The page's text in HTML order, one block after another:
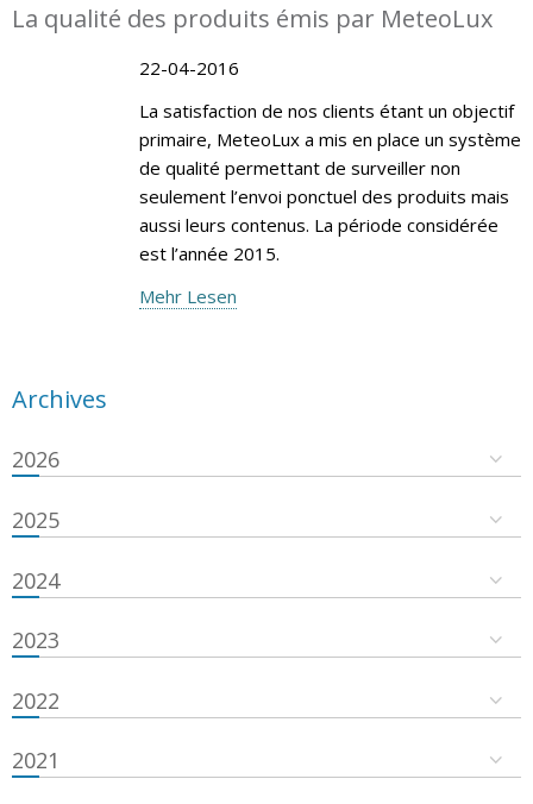
La qualité des produits émis par MeteoLux
22-04-2016
La satisfaction de nos clients étant un objectif
primaire, MeteoLux a mis en place un système
de qualité permettant de surveiller non
seulement l’envoi ponctuel des produits mais
aussi leurs contenus. La période considérée
est l’année 2015.
Mehr Lesen
Archives
2026
2025
2024
2023
2022
2021